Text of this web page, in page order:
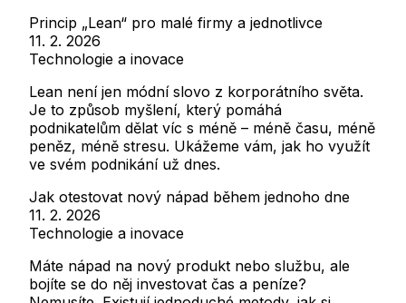
Princip „Lean“ pro malé firmy a jednotlivce
11. 2. 2026
Technologie a inovace
Lean není jen módní slovo z korporátního světa.
Je to způsob myšlení, který pomáhá
podnikatelům dělat víc s méně – méně času, méně
peněz, méně stresu. Ukážeme vám, jak ho využít
ve svém podnikání už dnes.
Jak otestovat nový nápad během jednoho dne
11. 2. 2026
Technologie a inovace
Máte nápad na nový produkt nebo službu, ale
bojíte se do něj investovat čas a peníze?